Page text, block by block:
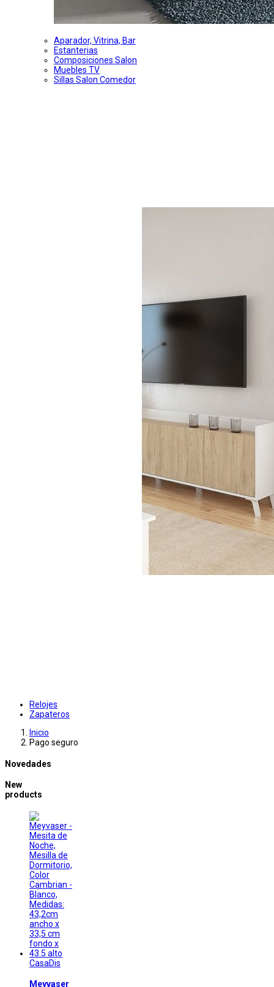
Aparador, Vitrina, Bar
Estanterias
Composiciones Salon
Muebles TV
Sillas Salon Comedor
Relojes
Zapateros
Inicio
Pago seguro
Novedades
New
products
CasaDis
Meyvaser